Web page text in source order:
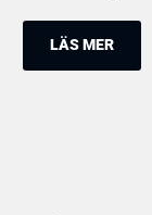
LÄS MER